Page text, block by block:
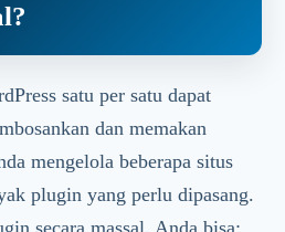
satu per satu dapat
dan memakan
mengelola beberapa situs
plugin yang perlu dipasang.
secara massal, Anda bisa: